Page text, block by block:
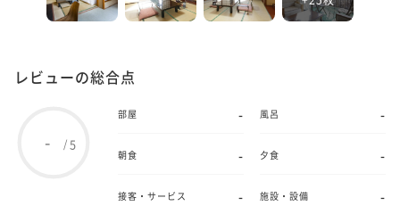
レビューの総合点
- /5
部屋 - 風呂 -
朝食 - 夕食 -
接客・サービス - 施設・設備 -